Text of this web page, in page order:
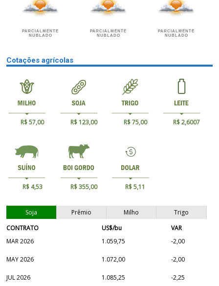
PARCIALMENTE
NUBLADO
PARCIALMENTE
NUBLADO
PARCIALMENTE
NUBLADO
Cotações agrícolas
R$ 57,00 R$ 123,00 R$ 75,00 R$ 2,6007
R$ 4,53 R$ 355,00 R$ 5,11
Soja Prêmio Milho
Trigo
CONTRATO
US$/bu
VAR
MAR 2026
1.059,75 -2,00
MAY 2026 1.072,00 -2,00
JUL 2026 1.085,25 -2,25